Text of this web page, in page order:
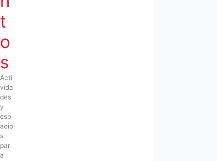
t
o
s
Acti
vida
des
y
esp
acio
s
par
a